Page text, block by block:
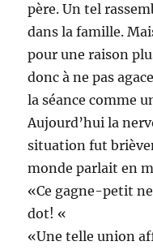
père. Un tel
dans la famille.
pour une raison
donc à ne pas
la séance comme
Aujourd’hui la
situation fut
monde parlait en
«Ce gagne-petit
dot! «
«Une telle union